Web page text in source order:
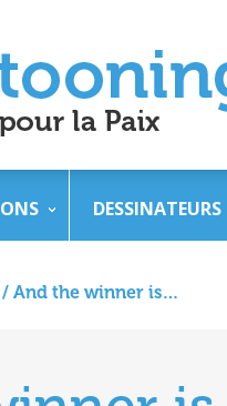
DESSINATEURS
/ And the winner is…